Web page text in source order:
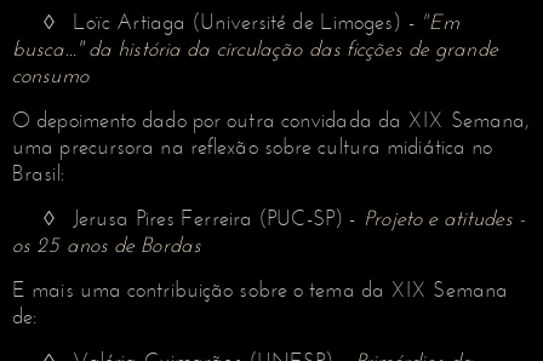
◊ Loïc Artiaga (Université de Limoges) - "Em
busca..." da história da circulação das ficções de grande
consumo
O depoimento dado por outra convidada da XIX Semana,
uma precursora na reflexão sobre cultura midiática no
Brasil:
◊ Jerusa Pires Ferreira (PUC-SP) - Projeto e atitudes -
os 25 anos de Bordas
E mais uma contribuição sobre o tema da XIX Semana
de: